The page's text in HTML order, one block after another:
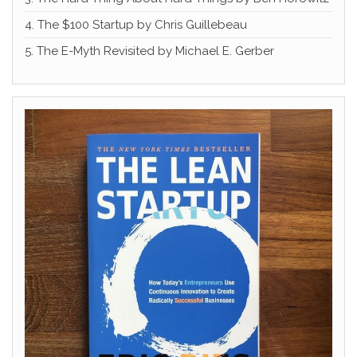
4. The $100 Startup by Chris Guillebeau
5. The E-Myth Revisited by Michael E. Gerber